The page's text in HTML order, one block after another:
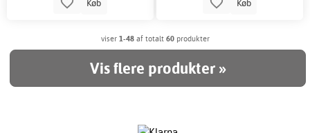
Køb Køb
viser 1-48af totalt 60produkter
Vis flere produkter »